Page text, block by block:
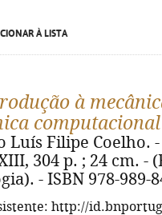
À LISTA
à
Luís Filipe Coelho. -
304 p. ; 24 cm. -
- ISBN 978-989-
http://